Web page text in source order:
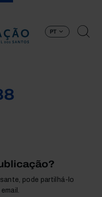
PT
pode partilhá-lo